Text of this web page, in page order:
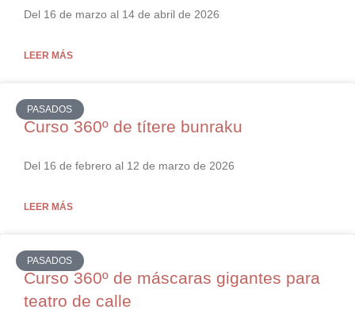
Del 16 de marzo al 14 de abril de 2026
LEER MÁS
PASADOS
Curso 360º de títere bunraku
Del 16 de febrero al 12 de marzo de 2026
LEER MÁS
PASADOS
Curso 360º de máscaras gigantes para
teatro de calle